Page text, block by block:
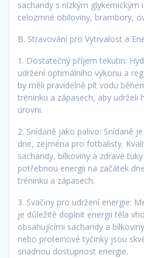
sacharidy s nízkým
celozrnné obiloviny, brambory,
B. Stravování pro Vytrvalost a
1. Dostatečný příjem tekutin:
udržení optimálního výkonu a
by měli pravidelně pít vodu
tréninku a zápasech, aby udrželi
úrovni.
2. Snídaně jako palivo: Snídaně
dne, zejména pro fotbalisty.
sacharidy, bílkoviny a zdravé
potřebnou energii na začátek
tréninku a zápasech.
3. Svačiny pro udržení energie:
je důležité doplnit energii těla
obsahujícími sacharidy a
nebo proteinové tyčinky jsou
snadnou dostupnost energie.